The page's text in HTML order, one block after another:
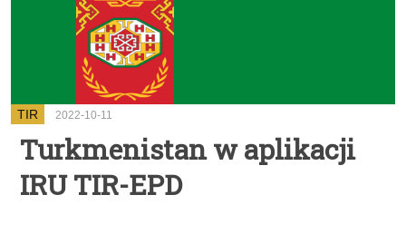
TIR 2022-10-11
Turkmenistan w aplikacji
IRU TIR-EPD